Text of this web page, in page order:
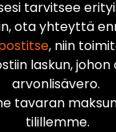
tarvitsee
ota yhteyttä
, niin
laskun,
arvonlisävero.
tavaran
tilillemme.